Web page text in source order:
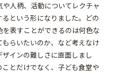
人柄、活動についてレクチャ
という形になりました。どの
表すことができるのは何色な
らいたいのか、など考えなけ
インの難しさに直面しまし
とだけでなく、子ども食堂や